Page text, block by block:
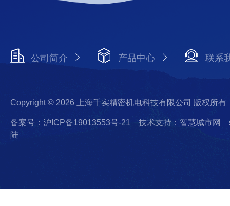
公司简介 产品中心 联系
Copyright © 2026 上海千实精密机电科技有限公司 版权所有
备案号：沪ICP备19013553号-21 技术支持：智慧城市网
陆